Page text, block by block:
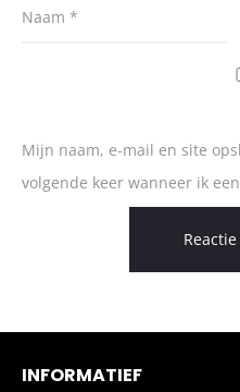
Naam *
Mijn naam, e-mail en site
volgende keer wanneer ik
INFORMATIEF